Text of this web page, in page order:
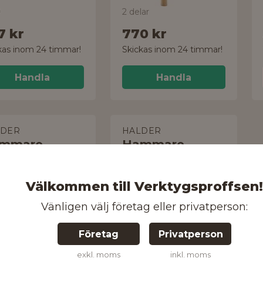
Välkommen till Verktygsproffsen!
Vänligen välj företag eller privatperson:
Företag
exkl. moms
Privatperson
inkl. moms
kr
inom 24 timmar!
Handla
2 delar
770 kr
Skickas inom 24 timmar!
Handla
HALDER
Hammare